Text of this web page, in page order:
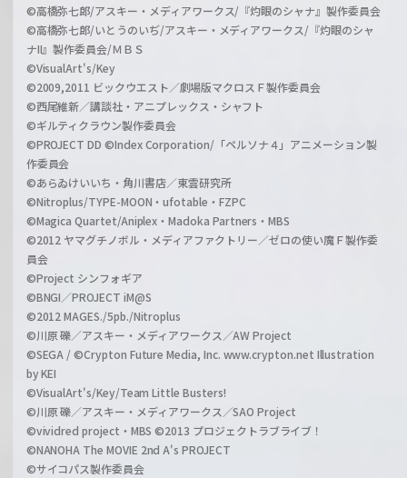
©高橋弥七郎/アスキー・メディアワークス/『灼眼のシャナ』製作委員会
©高橋弥七郎/いとうのいぢ/アスキー・メディアワークス/『灼眼のシャ
ナII』製作委員会/ＭＢＳ
©VisualArt's/Key
©2009,2011 ビックウエスト／劇場版マクロスＦ製作委員会
©西尾維新／講談社・アニプレックス・シャフト
©ギルティクラウン製作委員会
©PROJECT DD ©Index Corporation/「ペルソナ４」アニメーション製
作委員会
©あらゐけいいち・角川書店／東雲研究所
©Nitroplus/TYPE-MOON・ufotable・FZPC
©Magica Quartet/Aniplex・Madoka Partners・MBS
©2012 ヤマグチノボル・メディアファクトリー／ゼロの使い魔Ｆ製作委
員会
©Project シンフォギア
©BNGI／PROJECT iM@S
©2012 MAGES./5pb./Nitroplus
©川原 礫／アスキー・メディアワークス／AW Project
©SEGA / ©Crypton Future Media, Inc. www.crypton.net Illustration
by KEI
©VisualArt's/Key/Team Little Busters!
©川原 礫／アスキー・メディアワークス／SAO Project
©vividred project・MBS ©2013 プロジェクトラブライブ！
©NANOHA The MOVIE 2nd A's PROJECT
©サイコパス製作委員会